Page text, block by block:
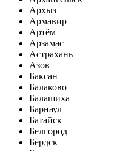
Архыз
Армавир
Артём
Арзамас
Астрахань
Азов
Баксан
Балаково
Балашиха
Барнаул
Батайск
Белгород
Бердск